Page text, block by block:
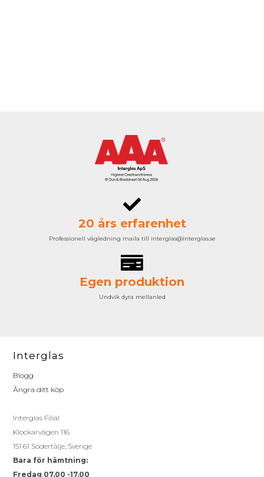
20 års erfarenhet
Professionell vägledning maila till interglas@interglas.se
Egen produktion
Undvik dyra mellanled
Interglas
Blogg
Ångra ditt köp
Interglas Filial
Klockarvägen 116
151 61 Södertälje, Sverige
Bara för hämtning:
Fredag 07.00 -17.00